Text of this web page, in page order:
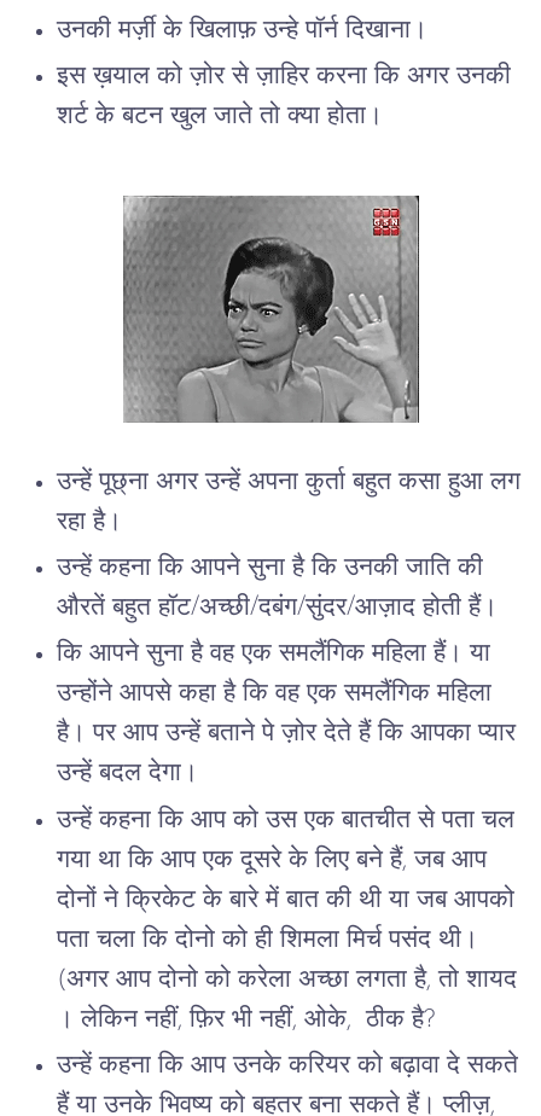
उनकी मर्ज़ी के खिलाफ़ उन्हे पॉर्न दिखाना।
इस ख़याल को ज़ोर से ज़ाहिर करना कि अगर उनकी
शर्ट के बटन खुल जाते तो क्या होता।
उन्हें पूछ्ना अगर उन्हें अपना कुर्ता बहुत कसा हुआ लग
रहा है।
उन्हें कहना कि आपने सुना है कि उनकी जाति की
औरतें बहुत हॉट/अच्छी/दबंग/सुंदर/आज़ाद होती हैं।
कि आपने सुना है वह एक समलैंगिक महिला हैं। या
उन्होंने आपसे कहा है कि वह एक समलैंगिक महिला
है। पर आप उन्हें बताने पे ज़ोर देते हैं कि आपका प्यार
उन्हें बदल देगा।
उन्हें कहना कि आप को उस एक बातचीत से पता चल
गया था कि आप एक दूसरे के लिए बने हैं, जब आप
दोनों ने क्रिकेट के बारे में बात की थी या जब आपको
पता चला कि दोनो को ही शिमला मिर्च पसंद थी।
(अगर आप दोनो को करेला अच्छा लगता है, तो शायद
। लेकिन नहीं, फ़िर भी नहीं, ओके, ठीक है?
उन्हें कहना कि आप उनके करियर को बढ़ावा दे सकते
हैं या उनके भिवष्य को बहतर बना सकते हैं। प्लीज़,